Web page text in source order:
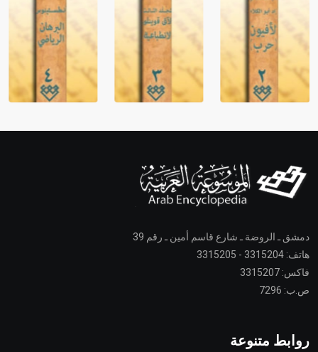
دمشق ـ الروضة ـ شارع قاسم أمين ـ رقم 39
هاتف: 3315204 - 3315205
فاكس: 3315207
ص.ب: 7296
روابط متنوعة